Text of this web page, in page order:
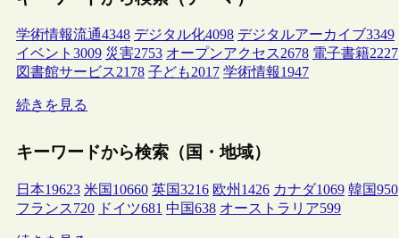
学術情報流通4348 デジタル化4098 デジタルアーカイブ3349
イベント 3009 災害2753 オープンアクセス2678 電子書籍2227
図書館サービス2178 子ども2017 学術情報1947
続きを見る
キーワードから検索（国・地域）
日本19623 米国 10660 英国3216 欧州 1426 カナダ1069 韓国950
フランス720 ドイツ681 中国638 オーストラリア599